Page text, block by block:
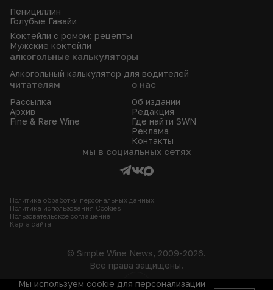
Пенициллин
Голубые Гавайи
Коктейли с ромом: рецепты
Мужские коктейли
алкогольные калькуляторы
Алкогольный калькулятор для водителей
читателям
Рассылка
Архив
Fine & Rare Wine
о нас
Об издании
Редакция
Где найти SWN
Реклама
Контакты
мы в социальных сетях
Политика обработки персональных данных
Политика использования Сookies
Пользовательское соглашение
Карта сайта
18+
© Simple Wine News, 2009-2026.
Все права защищены.
Мы используем cookie для персонализации